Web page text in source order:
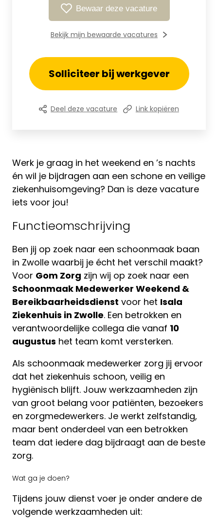
Werk je graag in het weekend en ’s nachts
én wil je bijdragen aan een schone en veilige
ziekenhuisomgeving? Dan is deze vacature
iets voor jou!
Functieomschrijving
Ben jij op zoek naar een schoonmaak baan
in Zwolle waarbij je écht het verschil maakt?
Voor Gom Zorg zijn wij op zoek naar een
Schoonmaak Medewerker Weekend &
Bereikbaarheidsdienst voor het Isala
Ziekenhuis in Zwolle. Een betrokken en
verantwoordelijke collega die vanaf 10
augustus het team komt versterken.
Als schoonmaak medewerker zorg jij ervoor
dat het ziekenhuis schoon, veilig en
hygiënisch blijft. Jouw werkzaamheden zijn
van groot belang voor patiënten, bezoekers
en zorgmedewerkers. Je werkt zelfstandig,
maar bent onderdeel van een betrokken
team dat iedere dag bijdraagt aan de beste
zorg.
Wat ga je doen?
Tijdens jouw dienst voer je onder andere de
volgende werkzaamheden uit:
Bewaar deze vacature
Bekijk mijn bewaarde vacatures
Solliciteer bij werkgever
Deel deze vacature Link kopiëren